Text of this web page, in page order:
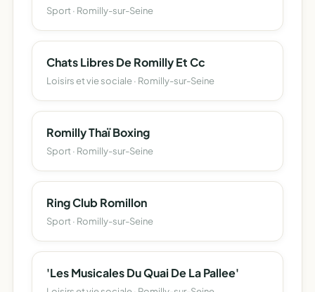
Sport · Romilly-sur-Seine
Chats Libres De Romilly Et Cc
Loisirs et vie sociale · Romilly-sur-Seine
Romilly Thaï Boxing
Sport · Romilly-sur-Seine
Ring Club Romillon
Sport · Romilly-sur-Seine
'Les Musicales Du Quai De La Pallee'